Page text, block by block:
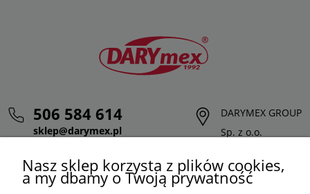
506 584 614
sklep@darymex.pl
DARYMEX GROUP
Sp. z o.o.
32-620 Brzeszcze
Nasz sklep korzysta z plików cookies,
a my dbamy o Twoją prywatność